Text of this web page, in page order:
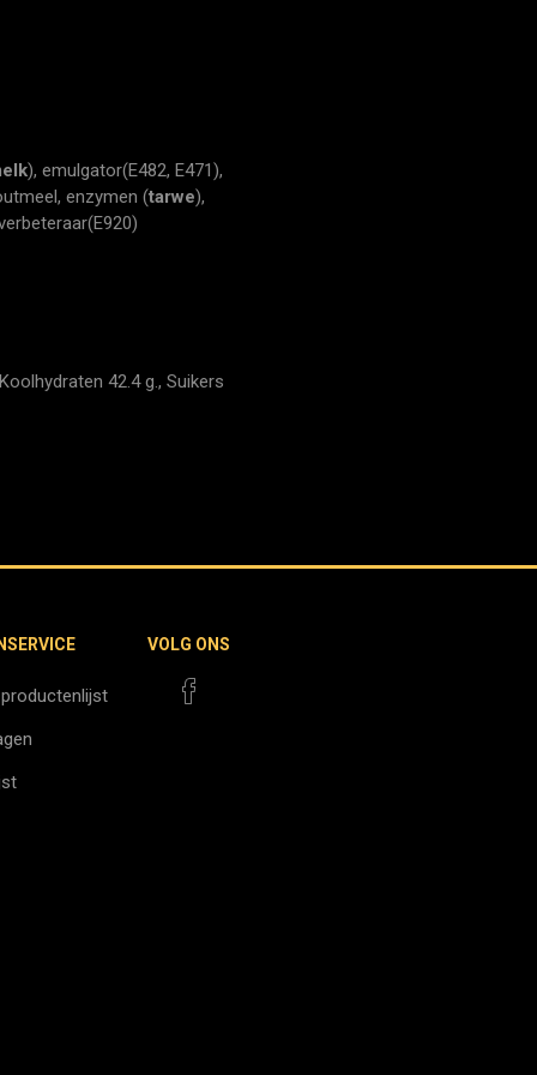
), emulgator(E482, E471),
enzymen (tarwe),
42.4 g., Suikers
VOLG ONS